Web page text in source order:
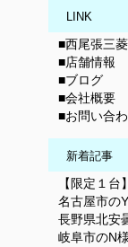
LINK
■西尾張三
■店舗情報
■ブログ
■会社概要
■お問い合
新着記事
【限定１
名古屋市の
長野県北安
岐阜市のN